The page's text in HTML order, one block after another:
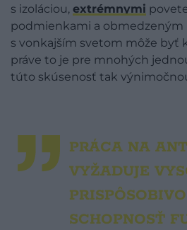
s izoláciou, extrémnymi
podmienkami a obmedzeným
s vonkajším svetom môže byť
práve to je pre mnohých
túto skúsenosť tak
PRÁCA NA
VYŽADUJE
SCHOPNOSŤ